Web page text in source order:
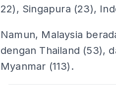
22), Singapura (23),
Namun, Malaysia
dengan Thailand (53),
Myanmar (113).